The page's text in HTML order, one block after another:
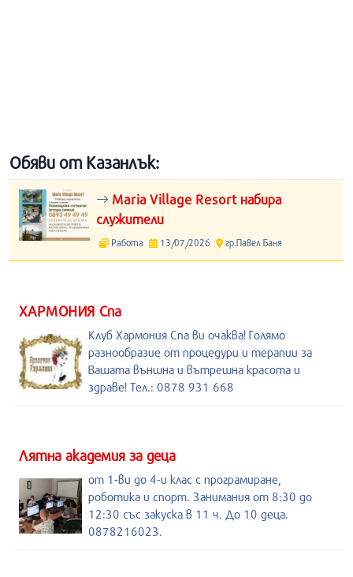
Обяви от Казанлък:
Maria Village Resort набира
служители
Работа 13/07/2026 гр.Павел Баня
ХАРМОНИЯ Спа
Клуб Хармония Спа ви очаква! Голямо
разнообразие от процедури и терапии за
Вашата външна и вътрешна красота и
здраве! Тел.: 0878 931 668
Лятна академия за деца
от 1-ви до 4-и клас с програмиране,
роботика и спорт. Занимания от 8:30 до
12:30 със закуска в 11 ч. До 10 деца.
0878216023.